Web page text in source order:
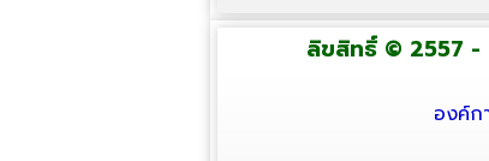
ลิขสิทธิ์ © 2557 -
องค์ก